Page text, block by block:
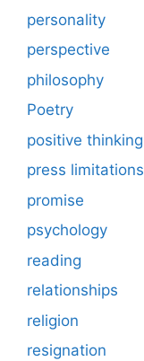
personality
perspective
philosophy
Poetry
positive thinking
press limitations
promise
psychology
reading
relationships
religion
resignation